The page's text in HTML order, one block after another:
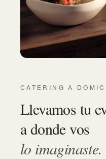
CATERING A
Llevamos tu
a donde vos
lo imaginaste.